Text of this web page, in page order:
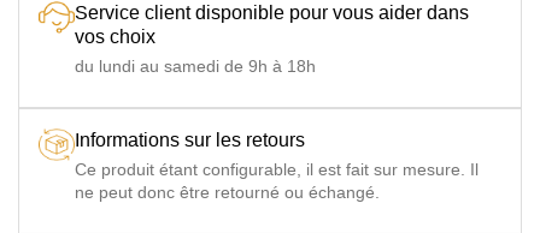
Service client disponible pour vous aider dans
vos choix
du lundi au samedi de 9h à 18h
Informations sur les retours
Ce produit étant configurable, il est fait sur mesure. Il
ne peut donc être retourné ou échangé.